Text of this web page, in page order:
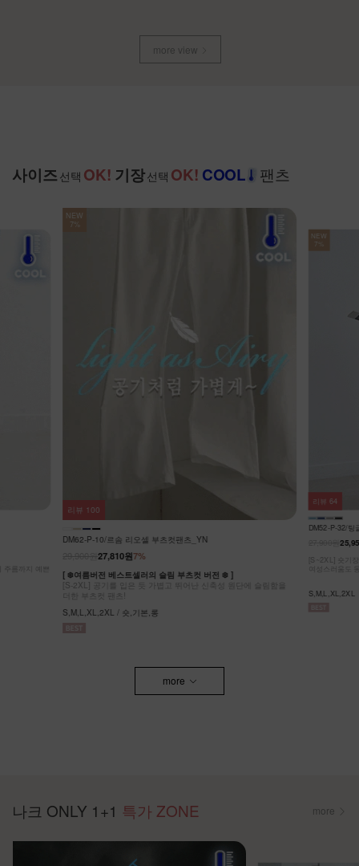
more view
사이즈 선택 OK! 기장선택 OK! COOL 팬츠
슬림함을
NEW
7%
DM52-P-32/팅글 라이온셀 데님 스커트_DY
7%
27,900원25,950원
[S~2XL] 숏기장,기본기장 두가지 기장옵션! 캐주얼도,
여성스러움도 동시에 잡은 롱스커트에요~
S,M,L,XL,2XL
리뷰 64
KO62-P-05/쿨
[ ❄️COOL
[55-99] 나크
F,L / 숏,롱
리뷰 20
more
나크 ONLY 1+1 특가 ZONE more